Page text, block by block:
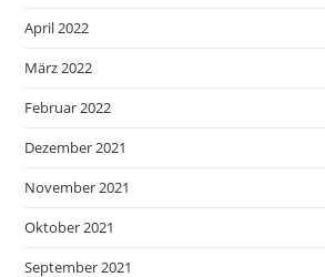
April 2022
März 2022
Februar 2022
Dezember 2021
November 2021
Oktober 2021
September 2021